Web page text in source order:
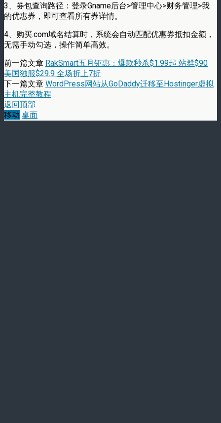
3、券包查询路径：登录Gname后台>管理中心>财务管理>我
的优惠券，即可查看所有券详情。
4、购买.com域名结算时，系统会自动匹配优惠券抵扣金额，
无需手动勾选，操作简单高效。
前一篇文章 RakSmart五月钜惠：爆款秒杀$1.99起 站群$90
美国独服$29.9 全场折上7折
下一篇文章 WordPress网站从GoDaddy迁移至Hostinger虚拟
主机完整教程
返回顶部
移动 桌面